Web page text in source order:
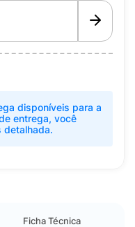
disponíveis para a
entrega, você
detalhada.
Ficha Técnica